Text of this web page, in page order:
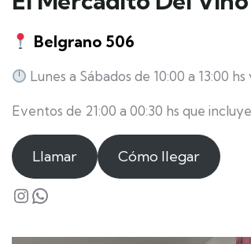
Belgrano 506
Lunes a Sábados de 10:00 a 13:00 hs
Eventos de 21:00 a 00:30 hs que
Llamar Cómo llegar